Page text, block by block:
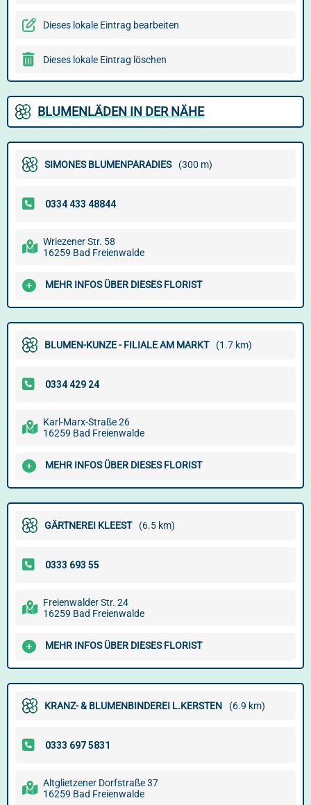
Dieses lokale Eintrag bearbeiten
Dieses lokale Eintrag löschen
BLUMENLÄDEN IN DER NÄHE
SIMONES BLUMENPARADIES (300 m)
Wriezener Str. 58
16259 Bad Freienwalde
MEHR INFOS ÜBER DIESES FLORIST
BLUMEN-KUNZE - FILIALE AM MARKT (1.7 km)
Karl-Marx-Straße 26
16259 Bad Freienwalde
MEHR INFOS ÜBER DIESES FLORIST
GÄRTNEREI KLEEST (6.5 km)
Freienwalder Str. 24
16259 Bad Freienwalde
MEHR INFOS ÜBER DIESES FLORIST
KRANZ- & BLUMENBINDEREI L.KERSTEN (6.9 km)
Altglietzener Dorfstraße 37
16259 Bad Freienwalde